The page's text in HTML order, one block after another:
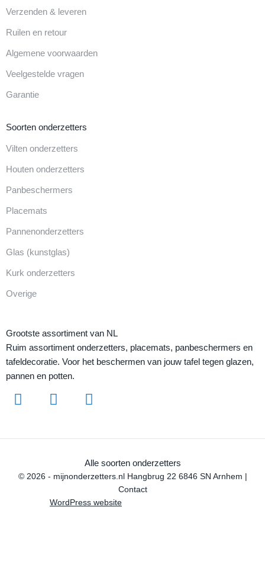
Verzenden & leveren
Ruilen en retour
Algemene voorwaarden
Veelgestelde vragen
Garantie
Soorten onderzetters
Vilten onderzetters
Houten onderzetters
Panbeschermers
Placemats
Pannenonderzetters
Glas (kunstglas)
Kurk onderzetters
Overige
Grootste assortiment van NL
Ruim assortiment onderzetters, placemats, panbeschermers en
tafeldecoratie. Voor het beschermen van jouw tafel tegen glazen,
pannen en potten.
Alle soorten onderzetters
© 2026 - mijnonderzetters.nl Hangbrug 22 6846 SN Arnhem |
Contact
WordPress website